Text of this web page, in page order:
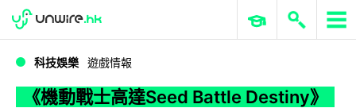
WWDC 2026 ERP 與商業 AI
科技娛樂 遊戲情報
《機動戰士高達Seed Battle Destiny》